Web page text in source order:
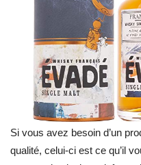
Si vous avez besoin d’un
qualité, celui-ci est ce qu’il